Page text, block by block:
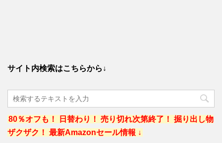
サイト内検索はこちらから↓
80％オフも！ 日替わり！ 売り切れ次第終了！ 掘り出し物
ザクザク！ 最新Amazonセール情報 ↓